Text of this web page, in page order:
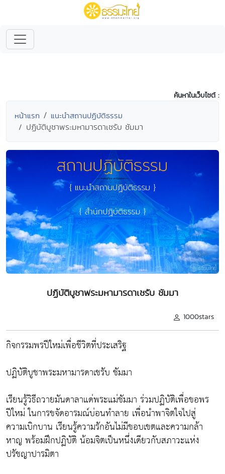
ค้นหาในเว็บไซต์ :
หน้าแรก แนะนำสถานปฏิบัติธรรม
ปฏิบัติบูชาพระมหามารดาเชรับ ชัมมา
ปฏิบัติบูชาพระมหามารดาเชรับ ชัมมา
1000stars
กิจกรรมพรปีใหม่เพื่อชีวิตที่ประเสริฐ
ปฏิบัติบูชาพระมหามารดาเชรับ ชัมมา
เรียนรู้วิธีถวายมันดาลาแด่พระแม่ชัมมา ร่วมปฏิบัติเพื่อขอพร
ปีใหม่ ในการขจัดอารมณ์บ่อนทำลาย เพื่อนำพาจิตใจไปสู่
ความเบิกบาน เรียนรู้ความรักอันไม่มีขอบเขตและความกล้า
หาญ พร้อมฝึกปฏิบัติ น้อมจิตเป็นหนึ่งเดียวกับสภาวะแห่ง
ปรัชญาปารมิตา